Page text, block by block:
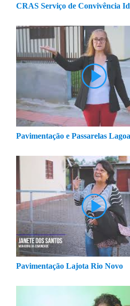
CRAS Serviço de Convivência
Pavimentação e Passarelas
Pavimentação Lajota Rio Novo